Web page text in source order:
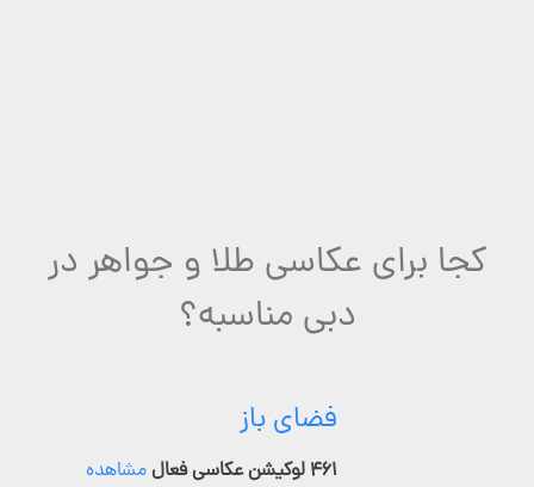
کجا برای عکاسی طلا و جواهر در
دبی مناسبه؟
فضای باز
۴۶۱ لوکیشن عکاسی فعال مشاهده